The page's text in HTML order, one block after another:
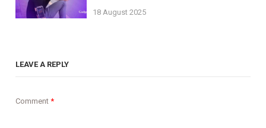
18 August 2025
LEAVE A REPLY
Comment*